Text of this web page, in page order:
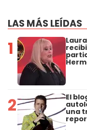
LAS MÁS LEÍDAS
1
2 El
una